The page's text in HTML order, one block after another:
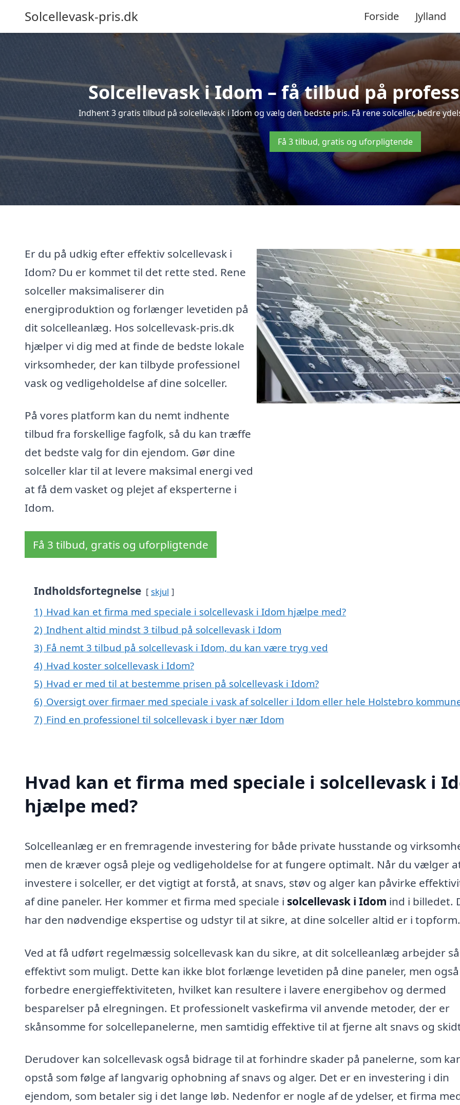
Solcellevask-pris.dk Forside Jylland
Solcellevask i Idom – få tilbud på
Indhent 3 gratis tilbud på solcellevask i Idom og vælg den bedste pris. Få rene solceller, bedre
Få 3 tilbud, gratis og uforpligtende
Er du på udkig efter effektiv solcellevask i
Idom? Du er kommet til det rette sted. Rene
solceller maksimaliserer din
energiproduktion og forlænger levetiden på
dit solcelleanlæg. Hos solcellevask-pris.dk
hjælper vi dig med at finde de bedste lokale
virksomheder, der kan tilbyde professionel
vask og vedligeholdelse af dine solceller.
På vores platform kan du nemt indhente
tilbud fra forskellige fagfolk, så du kan træffe
det bedste valg for din ejendom. Gør dine
solceller klar til at levere maksimal energi ved
at få dem vasket og plejet af eksperterne i
Idom.
Få 3 tilbud, gratis og uforpligtende
Indholdsfortegnelse skjul
1) Hvad kan et firma med speciale i solcellevask i Idom hjælpe med?
2) Indhent altid mindst 3 tilbud på solcellevask i Idom
3) Få nemt 3 tilbud på solcellevask i Idom, du kan være tryg ved
4) Hvad koster solcellevask i Idom?
5) Hvad er med til at bestemme prisen på solcellevask i Idom?
6) Oversigt over firmaer med speciale i vask af solceller i Idom eller hele Holstebro
7) Find en professionel til solcellevask i byer nær Idom
Hvad kan et firma med speciale i solcellevask i
hjælpe med?
Solcelleanlæg er en fremragende investering for både private husstande og
men de kræver også pleje og vedligeholdelse for at fungere optimalt. Når du vælger
investere i solceller, er det vigtigt at forstå, at snavs, støv og alger kan påvirke
af dine paneler. Her kommer et firma med speciale i solcellevask i Idom ind i billedet.
har den nødvendige ekspertise og udstyr til at sikre, at dine solceller altid er i topform.
Ved at få udført regelmæssig solcellevask kan du sikre, at dit solcelleanlæg arbejder så
effektivt som muligt. Dette kan ikke blot forlænge levetiden på dine paneler, men også
forbedre energieffektiviteten, hvilket kan resultere i lavere energibehov og dermed
besparelser på elregningen. Et professionelt vaskefirma vil anvende metoder, der er
skånsomme for solcellepanelerne, men samtidig effektive til at fjerne alt snavs og
Derudover kan solcellevask også bidrage til at forhindre skader på panelerne, som
opstå som følge af langvarig ophobning af snavs og alger. Det er en investering i din
ejendom, som betaler sig i det lange løb. Nedenfor er nogle af de ydelser, et firma